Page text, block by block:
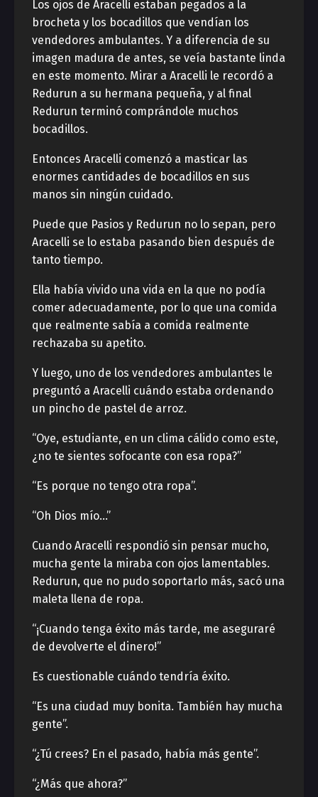
Los ojos de Aracelli estaban pegados a la
brocheta y los bocadillos que vendían los
vendedores ambulantes. Y a diferencia de su
imagen madura de antes, se veía bastante linda
en este momento. Mirar a Aracelli le recordó a
Redurun a su hermana pequeña, y al final
Redurun terminó comprándole muchos
bocadillos.
Entonces Aracelli comenzó a masticar las
enormes cantidades de bocadillos en sus
manos sin ningún cuidado.
Puede que Pasios y Redurun no lo sepan, pero
Aracelli se lo estaba pasando bien después de
tanto tiempo.
Ella había vivido una vida en la que no podía
comer adecuadamente, por lo que una comida
que realmente sabía a comida realmente
rechazaba su apetito.
Y luego, uno de los vendedores ambulantes le
preguntó a Aracelli cuándo estaba ordenando
un pincho de pastel de arroz.
“Oye, estudiante, en un clima cálido como este,
¿no te sientes sofocante con esa ropa?”
“Es porque no tengo otra ropa”.
“Oh Dios mío…”
Cuando Aracelli respondió sin pensar mucho,
mucha gente la miraba con ojos lamentables.
Redurun, que no pudo soportarlo más, sacó una
maleta llena de ropa.
“¡Cuando tenga éxito más tarde, me aseguraré
de devolverte el dinero!”
Es cuestionable cuándo tendría éxito.
“Es una ciudad muy bonita. También hay mucha
gente”.
“¿Tú crees? En el pasado, había más gente”.
“¿Más que ahora?”